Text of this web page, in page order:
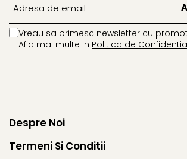
Vreau sa primesc newsletter cu
Afla mai multe in Politica de
Despre Noi
Termeni Si Conditii